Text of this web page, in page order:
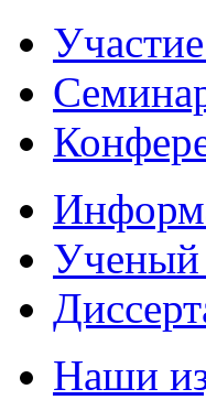
Ученый
Наши